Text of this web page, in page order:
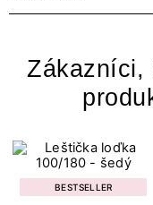
Zákazníci,
BESTSELLER